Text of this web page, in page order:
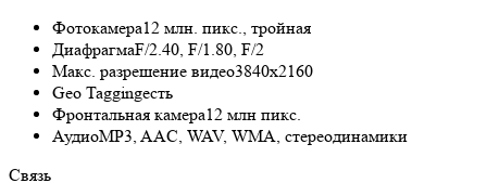
Фотокамера12 млн. пикс., тройная
ДиафрагмаF/2.40, F/1.80, F/2
Макс. разрешение видео3840x2160
Geo Taggingесть
Фронтальная камера12 млн пикс.
АудиоMP3, AAC, WAV, WMA, стереодинамики
Связь